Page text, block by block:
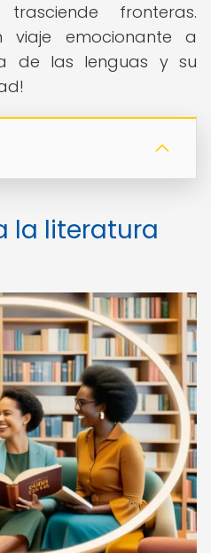
fronteras.
viaje emocionante a
de las lenguas y su
la literatura